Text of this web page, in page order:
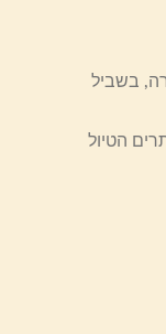
בשביל
הטיול